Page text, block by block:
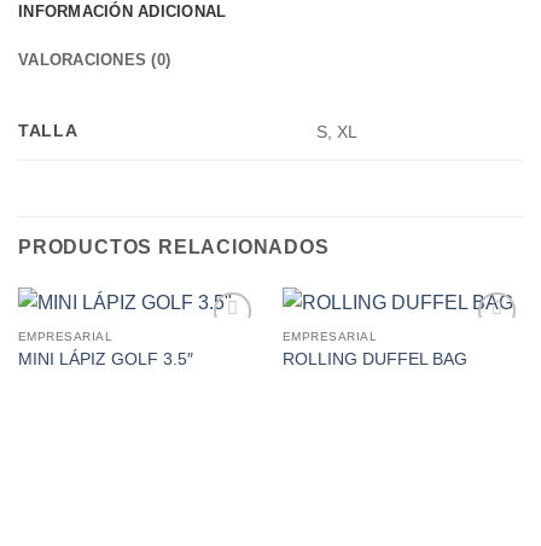
INFORMACIÓN ADICIONAL
VALORACIONES (0)
TALLA S, XL
PRODUCTOS RELACIONADOS
EMPRESARIAL
MINI LÁPIZ GOLF 3.5″
Wishlist
EMPRESARIAL
ROLLING DUFFEL BAG